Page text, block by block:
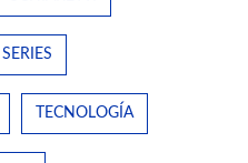
SERIES
TECNOLOGÍA